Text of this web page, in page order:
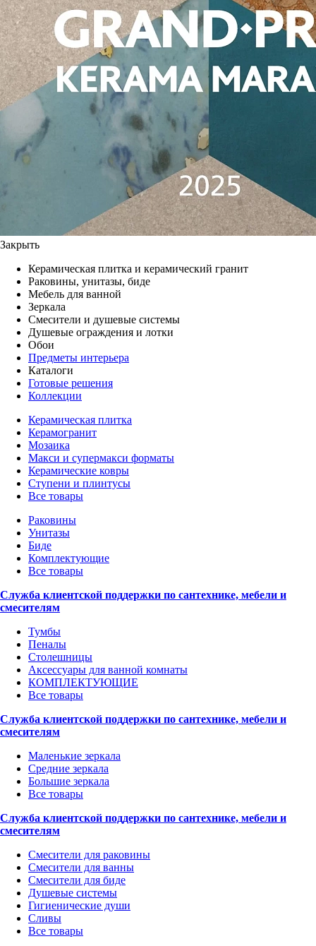
Закрыть
Керамическая плитка и керамический гранит
Раковины, унитазы, биде
Мебель для ванной
Зеркала
Смесители и душевые системы
Душевые ограждения и лотки
Обои
Предметы интерьера
Каталоги
Готовые решения
Коллекции
Керамическая плитка
Керамогранит
Мозаика
Макси и супермакси форматы
Керамические ковры
Ступени и плинтусы
Все товары
Раковины
Унитазы
Биде
Комплектующие
Все товары
Служба клиентской поддержки по сантехнике, мебели и
смесителям
Тумбы
Пеналы
Столешницы
Аксессуары для ванной комнаты
КОМПЛЕКТУЮЩИЕ
Все товары
Служба клиентской поддержки по сантехнике, мебели и
смесителям
Маленькие зеркала
Средние зеркала
Большие зеркала
Все товары
Служба клиентской поддержки по сантехнике, мебели и
смесителям
Смесители для раковины
Смесители для ванны
Смесители для биде
Душевые системы
Гигиенические души
Сливы
Все товары